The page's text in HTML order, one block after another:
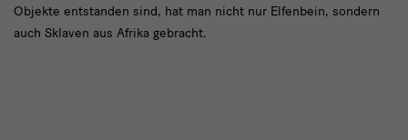
Objekte entstanden sind, hat man nicht nur Elfenbein, sondern
auch Sklaven aus Afrika gebracht.